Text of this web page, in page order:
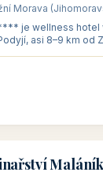
Morava
je wellness hotel
asi 8–9 km od